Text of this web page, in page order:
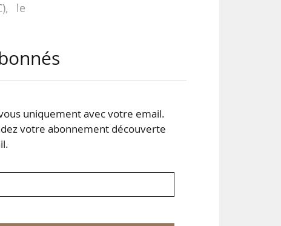
le
la
uniquement avec votre email.
votre abonnement découverte